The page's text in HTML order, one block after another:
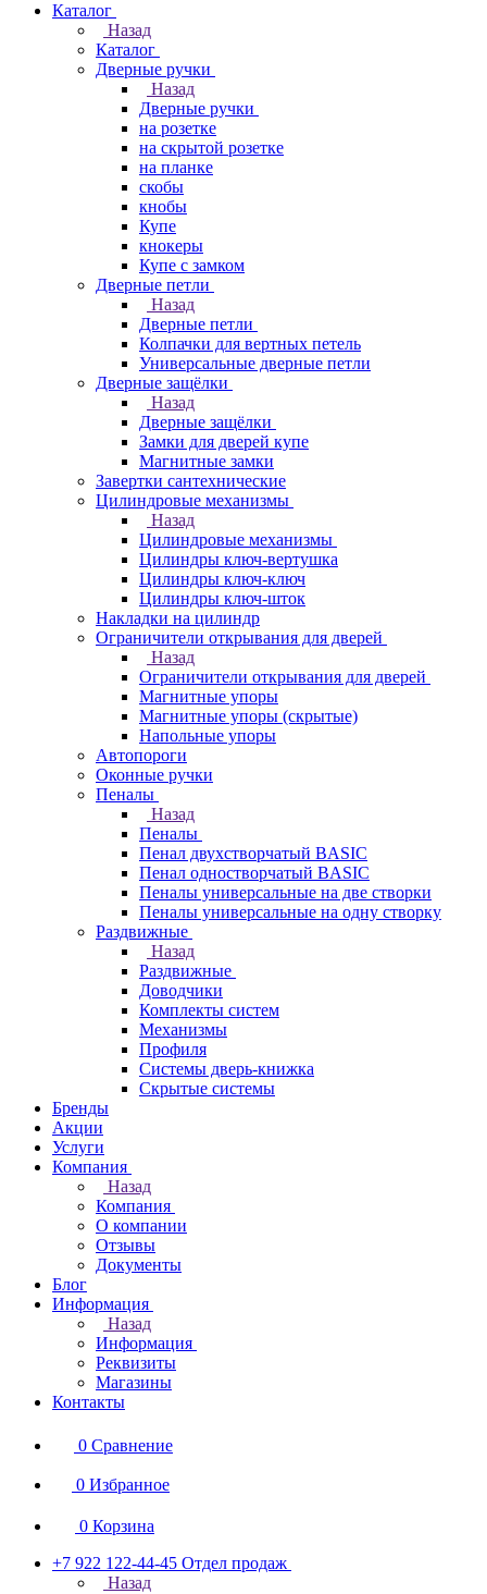
Каталог
Назад
Каталог
Дверные ручки
Назад
Дверные ручки
на розетке
на скрытой розетке
на планке
скобы
кнобы
Купе
кнокеры
Купе с замком
Дверные петли
Назад
Дверные петли
Колпачки для вертных петель
Универсальные дверные петли
Дверные защёлки
Назад
Дверные защёлки
Замки для дверей купе
Магнитные замки
Завертки сантехнические
Цилиндровые механизмы
Назад
Цилиндровые механизмы
Цилиндры ключ-вертушка
Цилиндры ключ-ключ
Цилиндры ключ-шток
Накладки на цилиндр
Ограничители открывания для дверей
Назад
Ограничители открывания для дверей
Магнитные упоры
Магнитные упоры (скрытые)
Напольные упоры
Автопороги
Оконные ручки
Пеналы
Назад
Пеналы
Пенал двухстворчатый BASIC
Пенал одностворчатый BASIC
Пеналы универсальные на две створки
Пеналы универсальные на одну створку
Раздвижные
Назад
Раздвижные
Доводчики
Комплекты систем
Механизмы
Профиля
Системы дверь-книжка
Скрытые системы
Бренды
Акции
Услуги
Компания
Назад
Компания
О компании
Отзывы
Документы
Блог
Информация
Назад
Информация
Реквизиты
Магазины
Контакты
0 Сравнение
0 Избранное
0 Корзина
+7 922 122-44-45 Отдел продаж
Назад